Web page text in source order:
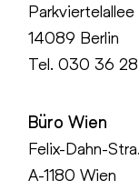
14089 Berlin
Tel.030 36
Büro Wien
Felix-Dahn-
A-1180 Wien